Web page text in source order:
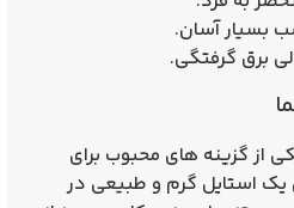
بسیار آسان.
برق گرفتگی.
از گزینه‌ های محبوب برای
یک استایل گرم و طبیعی در